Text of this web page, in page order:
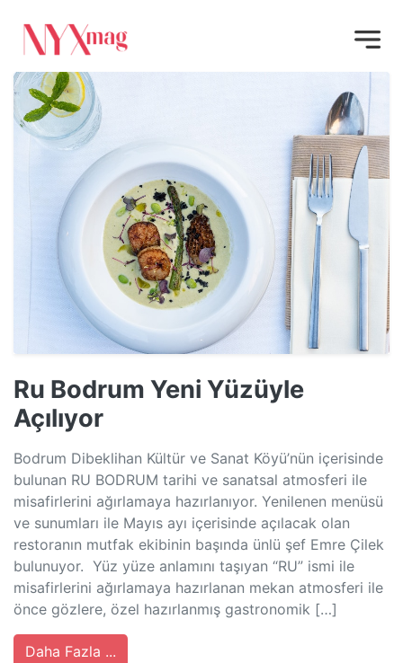
Ru Bodrum Yeni Yüzüyle
Açılıyor
Bodrum Dibeklihan Kültür ve Sanat Köyü’nün içerisinde
bulunan RU BODRUM tarihi ve sanatsal atmosferi ile
misafirlerini ağırlamaya hazırlanıyor. Yenilenen menüsü
ve sunumları ile Mayıs ayı içerisinde açılacak olan
restoranın mutfak ekibinin başında ünlü şef Emre Çilek
bulunuyor. Yüz yüze anlamını taşıyan “RU” ismi ile
misafirlerini ağırlamaya hazırlanan mekan atmosferi ile
önce gözlere, özel hazırlanmış gastronomik […]
Daha Fazla ...